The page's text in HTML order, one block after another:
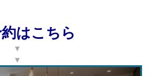
はこちら
▾
▾